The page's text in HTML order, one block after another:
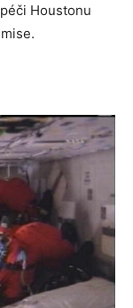
Houstonu